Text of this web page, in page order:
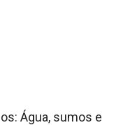
Água, sumos e